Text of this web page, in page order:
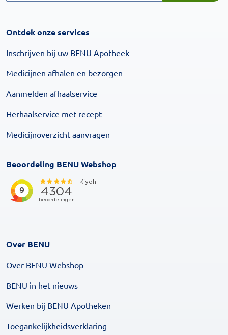
Ontdek onze services
Inschrijven bij uw BENU Apotheek
Medicijnen afhalen en bezorgen
Aanmelden afhaalservice
Herhaalservice met recept
Medicijnoverzicht aanvragen
Beoordeling BENU Webshop
Over BENU
Over BENU Webshop
BENU in het nieuws
Werken bij BENU Apotheken
Toegankelijkheidsverklaring